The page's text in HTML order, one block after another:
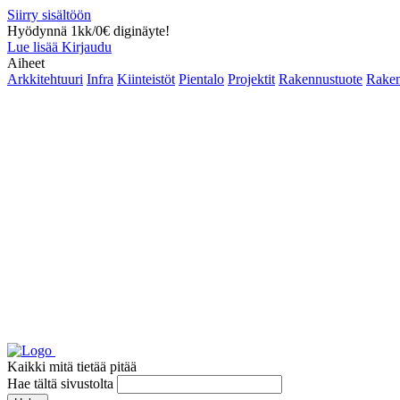
Siirry sisältöön
Hyödynnä 1kk/0€ diginäyte!
Lue lisää Kirjaudu
Aiheet
Arkkitehtuuri Infra Kiinteistöt Pientalo Projektit Rakennustuote
Kaikki mitä tietää pitää
Hae tältä sivustolta